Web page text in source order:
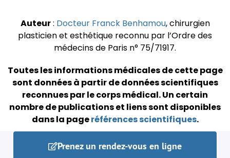
Auteur: Docteur Franck Benhamou, chirurgien
plasticien et esthétique reconnu par l’Ordre des
médecins de Paris n° 75/71917.
Toutes les informations médicales de cette page
sont données à partir de données scientifiques
reconnues par le corps médical.Un certain
nombre de publications et liens sont disponibles
dans la pageréférences scientifiques.
Prenez un rendez-vous en ligne